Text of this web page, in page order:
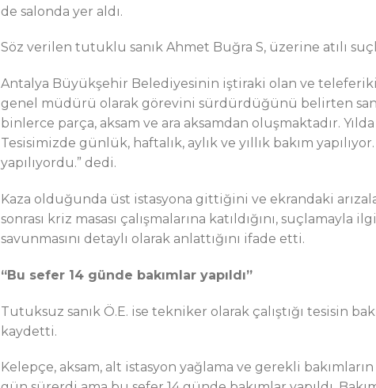
de salonda yer aldı.
Söz verilen tutuklu sanık Ahmet Buğra S, üzerine atılı
Antalya Büyükşehir Belediyesinin iştiraki olan ve
genel müdürü olarak görevini sürdürdüğünü belirten
binlerce parça, aksam ve ara aksamdan oluşmaktadır.
Tesisimizde günlük, haftalık, aylık ve yıllık bakım
yapılıyordu.” dedi.
Kaza olduğunda üst istasyona gittiğini ve ekrandaki
sonrası kriz masası çalışmalarına katıldığını,
savunmasını detaylı olarak anlattığını ifade etti.
“Bu sefer 14 günde bakımlar yapıldı”
Tutuksuz sanık Ö.E. ise tekniker olarak çalıştığı tesisin
kaydetti.
Kelepçe, aksam, alt istasyon yağlama ve gerekli